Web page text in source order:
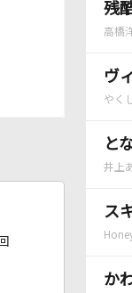
残
高橋
ヴ
やく
と
井上
ス
か
回